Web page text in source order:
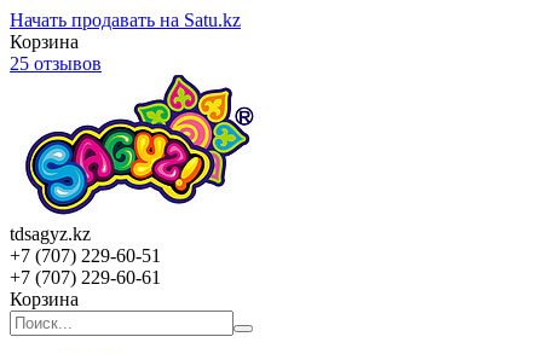
Начать продавать на Satu.kz
Корзина
25 отзывов
tdsagyz.kz
+7 (707) 229-60-51
+7 (707) 229-60-61
Корзина